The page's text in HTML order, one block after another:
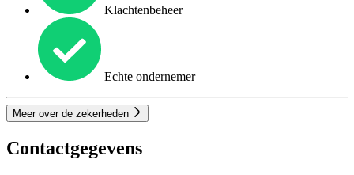
Klachtenbeheer
Echte ondernemer
Meer over de zekerheden
Contactgegevens